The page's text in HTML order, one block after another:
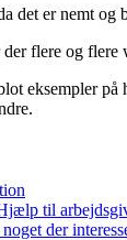
det er nemt og
flere og
eksempler
til
der